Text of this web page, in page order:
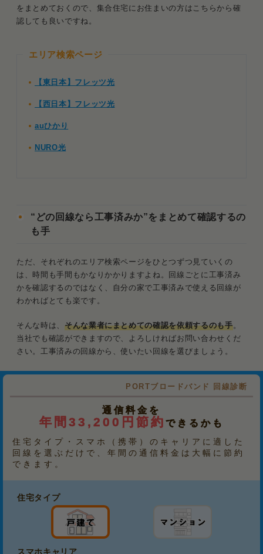
をまとめておくので、集合住宅にお住まいの方はこちらから確
認しても良いですね。
エリア検索ページ
【東日本】フレッツ光
【西日本】フレッツ光
auひかり
NURO光
“どの回線なら工事済みか”をまとめて確認するの
も手
ただ、それぞれのエリア検索ページをひとつずつ見ていくの
は、時間も手間もかなりかかりますよね。回線ごとに工事済み
かを確認するのではなく、自分の家で工事済みで使える回線が
わかればとても楽です。
そんな時は、 そんな業者にまとめての確認を依頼するのも手。
当社でも確認ができますので、よろしければお問い合わせくだ
さい。工事済みの回線から、使いたい回線を選びましょう。
PORTブロードバンド 回線診断
通信料金を
年間33,200円節約 できるかも
住宅タイプ・スマホ（携帯）のキャリアに適した
回線を選ぶだけで、年間の通信料金は大幅に節約
できます。
住宅タイプ
スマホキャリア